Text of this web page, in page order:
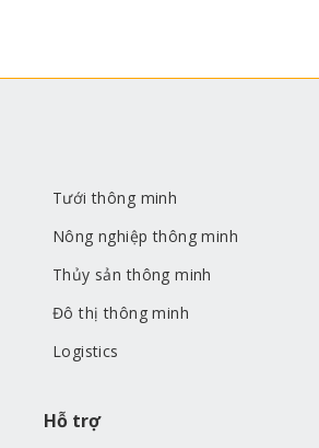
Tưới thông minh
Nông nghiệp thông minh
Thủy sản thông minh
Đô thị thông minh
Logistics
Hỗ trợ